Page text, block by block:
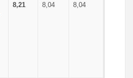
8,21 8,04 8,04